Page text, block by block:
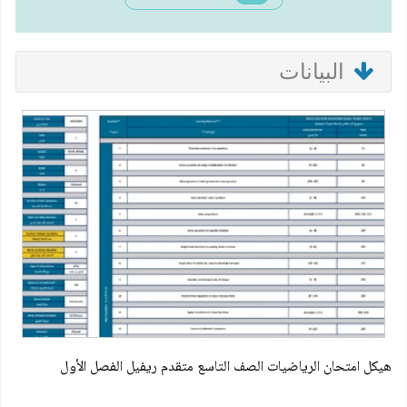
البيانات
هيكل امتحان الرياضيات الصف التاسع متقدم ريفيل الفصل الأول